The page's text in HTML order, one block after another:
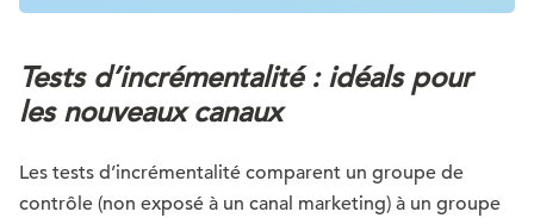
Tests d’incrémentalité : idéals pour
les nouveaux canaux
Les tests d’incrémentalité comparent un groupe de
contrôle (non exposé à un canal marketing) à un groupe